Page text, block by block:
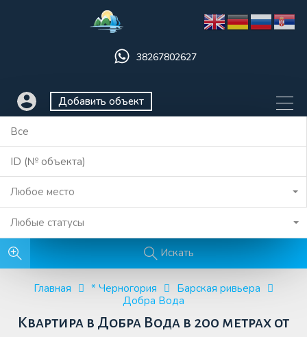
38267802627
Добавить объект
Любое место
Любые статусы
Искать
Главная * Черногория
Барская ривьера
Добра Вода
Квартира в Добра Вода в 200 метрах от